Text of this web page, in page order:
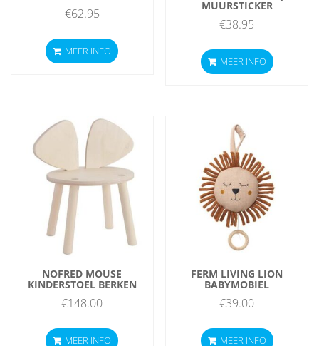
€62.95
MEER INFO
MUURSTICKER
€38.95
MEER INFO
NOFRED MOUSE
KINDERSTOEL BERKEN
€148.00
MEER INFO
FERM LIVING LION
BABYMOBIEL
€39.00
MEER INFO